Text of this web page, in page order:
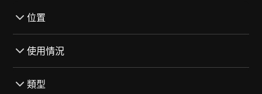
位置
墨西哥
克羅埃西亞
丹麦
使用情況
Instagram
類型